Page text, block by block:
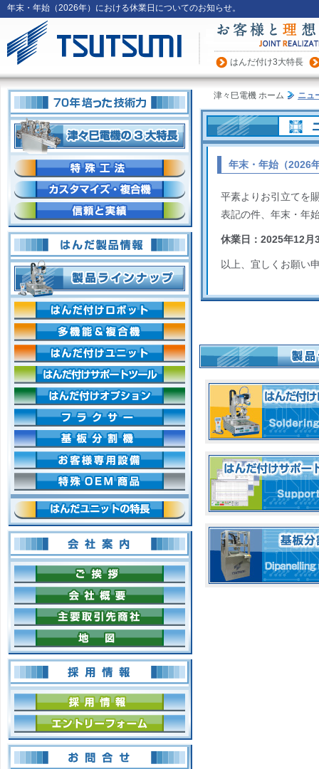
年末・年始（2026年）における休業日についてのお知らせ。
はんだ付け3大特長
津々巳電機 ホーム ニュ
年末・年始（2026
平素よりお引立てを
表記の件、年末・年
休業日：2025年12月
以上、宜しくお願い
60年培った技術
はんだ付け装置の3大特長
はんだ付け特殊工法
はんだ付け装置の信頼と実績
はんだ付け装置の製品情報
製品ラインナップ
はんだ付けユニット»
はんだ付けサポートツール»
はんだ付けオプション»
フラクサー»
基板分割機»
お客様専用設備»
特殊OEM商品»
はんだユニットの特長
会社案内